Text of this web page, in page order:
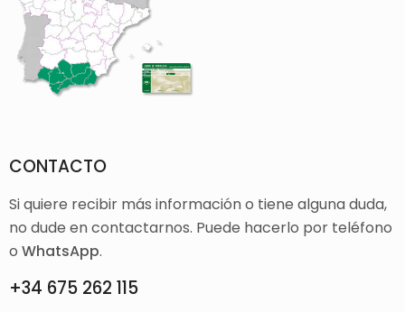
CONTACTO
Si quiere recibir más información o tiene alguna duda,
no dude en contactarnos. Puede hacerlo por teléfono
o WhatsApp.
+34 675 262 115